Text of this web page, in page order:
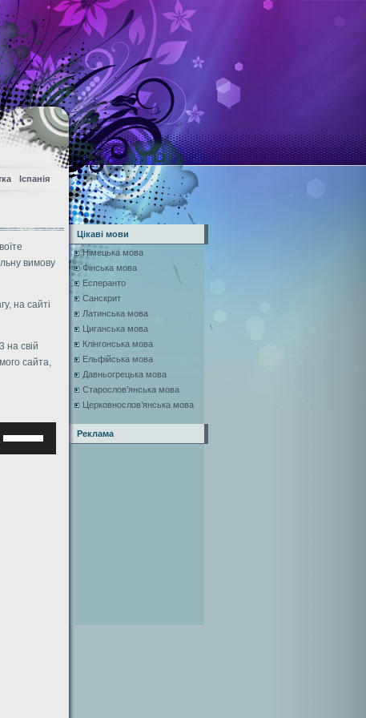
Іспанія
вимову
на сайті
на свій
сайта,
клавиши
Цікаві мови
Німецька мова
Фінська мова
Есперанто
Санскрит
Латинська мова
Циганська мова
Клінгонська мова
Ельфійська мова
Давньогрецька мова
Старослов’янська мова
Церковнослов’янська мова
Реклама